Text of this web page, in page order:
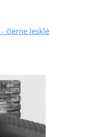
čierne lesklé